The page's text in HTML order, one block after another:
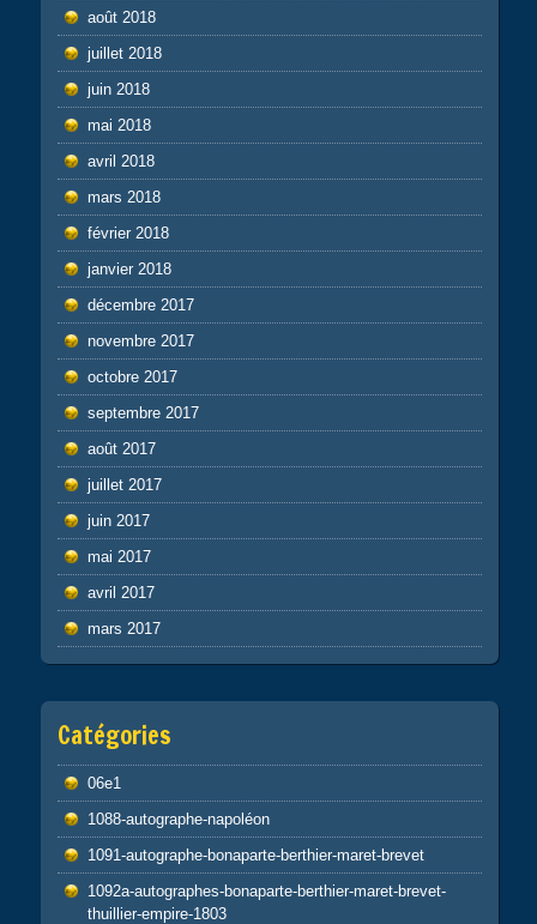
août 2018
juillet 2018
juin 2018
mai 2018
avril 2018
mars 2018
février 2018
janvier 2018
décembre 2017
novembre 2017
octobre 2017
septembre 2017
août 2017
juillet 2017
juin 2017
mai 2017
avril 2017
mars 2017
Catégories
06e1
1088-autographe-napoléon
1091-autographe-bonaparte-berthier-maret-brevet
1092a-autographes-bonaparte-berthier-maret-brevet-
thuillier-empire-1803